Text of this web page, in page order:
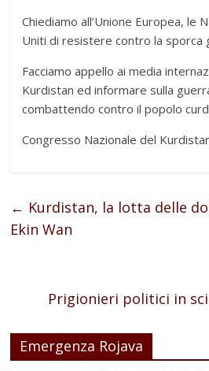
Chiediamo all’Unione Europea, le
Uniti di resistere contro la sporca
Facciamo appello ai media
Kurdistan ed informare sulla
combattendo contro il popolo
Congresso Nazionale del
← Kurdistan, la lotta delle
Ekin Wan
Prigionieri politici in
Emergenza Rojava